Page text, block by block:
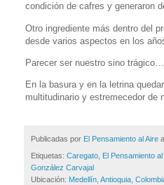
condición de cafres y generaron
Otro ingrediente más dentro del
desde varios aspectos en los
Parecer ser nuestro sino
En la basura y en la letrina
multitudinario y estremecedor de
Publicadas por El Pensamiento al Aire
Etiquetas: Caregato El Pensamiento al
González Carvajal
Ubicación: Medellín, Antioquia,